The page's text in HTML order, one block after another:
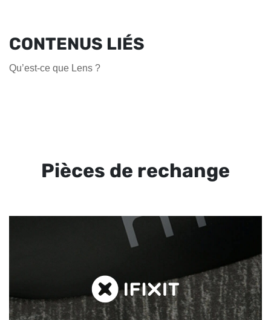
CONTENUS LIÉS
Qu’est-ce que Lens ?
Pièces de rechange